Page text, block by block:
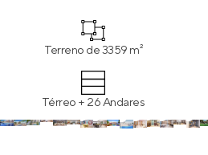
Terreno de 3359 m²
Térreo + 26 Andares